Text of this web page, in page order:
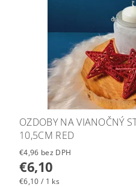
OZDOBY NA VIANOČNÝ
10,5CM RED
€4,96 bez DPH
€6,10
€6,10 / 1 ks